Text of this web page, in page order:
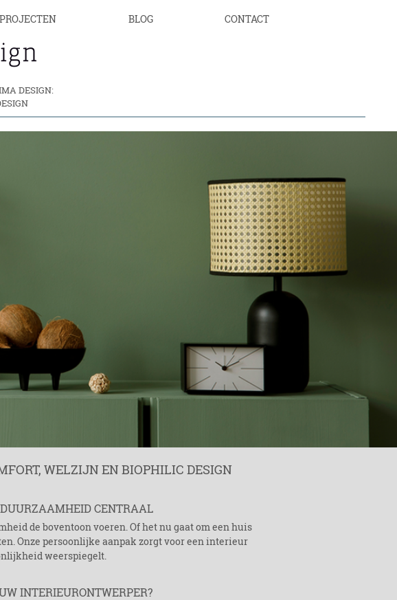
PROJECTEN BLOG CONTACT
DESIGN:
WELZIJN EN BIOPHILIC DESIGN
CENTRAAL
de boventoon voeren. Of het nu gaat om een huis
Onze persoonlijke aanpak zorgt voor een interieur
weerspiegelt.
INTERIEURONTWERPER?